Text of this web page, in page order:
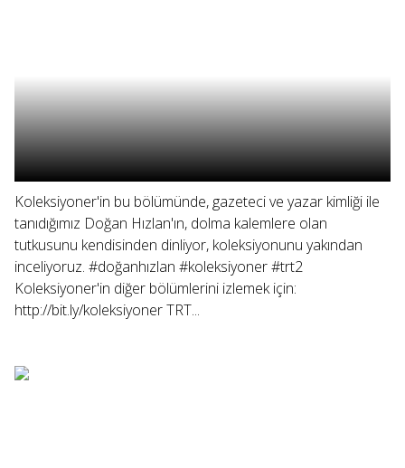
Koleksiyoner'in bu bölümünde, gazeteci ve yazar kimliği ile
tanıdığımız Doğan Hızlan'ın, dolma kalemlere olan
tutkusunu kendisinden dinliyor, koleksiyonunu yakından
inceliyoruz. #doğanhızlan #koleksiyoner #trt2
Koleksiyoner'in diğer bölümlerini izlemek için:
http://bit.ly/koleksiyoner TRT...